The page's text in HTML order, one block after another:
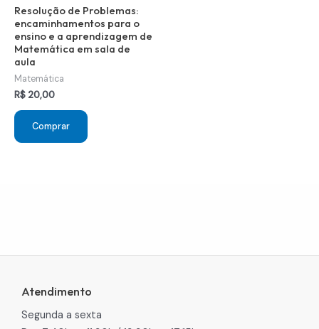
Resolução de Problemas:
encaminhamentos para o
ensino e a aprendizagem de
Matemática em sala de
aula
Matemática
R$ 20,00
Comprar
Atendimento
Segunda a sexta